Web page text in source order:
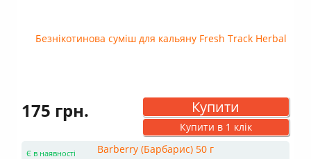
175 грн. Купити
Купити в 1 клік
Є в наявності